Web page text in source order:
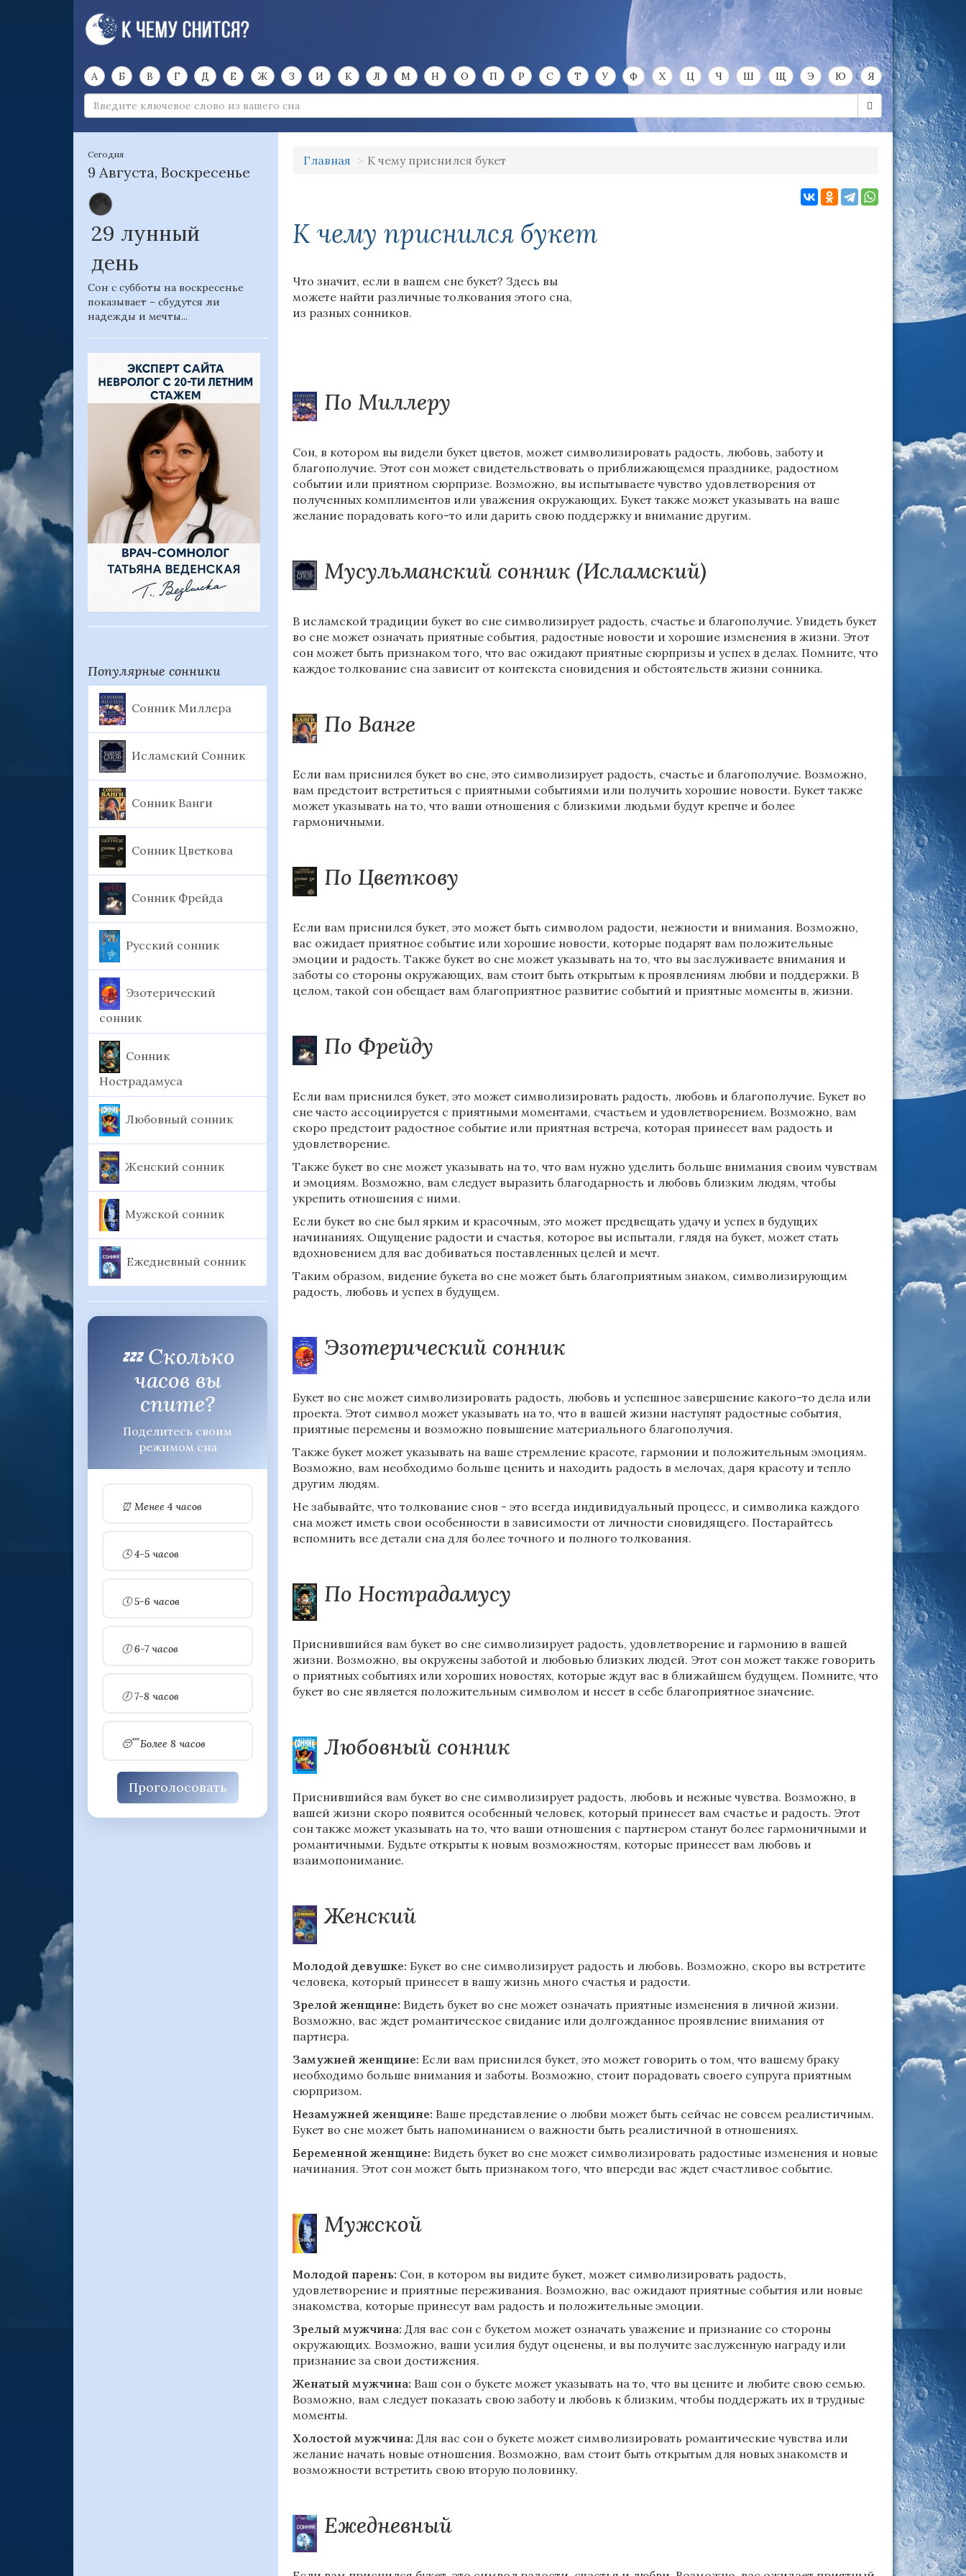
А Б В Г Д Е Ж З И К Л М Н О П Р С Т У Ф Х Ц Ч Ш Щ Э Ю Я
Сегодня
9 Августа, Воскресенье
29 лунный
день
Сон с субботы на воскресенье
показывает – сбудутся ли
надежды и мечты...
Популярные сонники
Сонник Миллера
Исламский Сонник
Сонник Ванги
Сонник Цветкова
Сонник Фрейда
Русский сонник
Эзотерический
сонник
Сонник
Нострадамуса
Любовный сонник
Женский сонник
Мужской сонник
Ежедневный сонник
💤 Сколько
часов вы
спите?
Поделитесь своим
режимом сна
⏰ Менее 4 часов
🕓 4-5 часов
🕔 5-6 часов
🕕 6-7 часов
🕖 7-8 часов
😴 Более 8 часов
Проголосовать
Главная К чему приснился букет
К чему приснился букет
Что значит, если в вашем сне букет? Здесь вы
можете найти различные толкования этого сна,
из разных сонников.
По Миллеру
Сон, в котором вы видели букет цветов, может символизировать радость, любовь, заботу и
благополучие. Этот сон может свидетельствовать о приближающемся празднике, радостном
событии или приятном сюрпризе. Возможно, вы испытываете чувство удовлетворения от
полученных комплиментов или уважения окружающих. Букет также может указывать на ваше
желание порадовать кого-то или дарить свою поддержку и внимание другим.
Мусульманский сонник (Исламский)
В исламской традиции букет во сне символизирует радость, счастье и благополучие. Увидеть букет
во сне может означать приятные события, радостные новости и хорошие изменения в жизни. Этот
сон может быть признаком того, что вас ожидают приятные сюрпризы и успех в делах. Помните, что
каждое толкование сна зависит от контекста сновидения и обстоятельств жизни сонника.
По Ванге
Если вам приснился букет во сне, это символизирует радость, счастье и благополучие. Возможно,
вам предстоит встретиться с приятными событиями или получить хорошие новости. Букет также
может указывать на то, что ваши отношения с близкими людьми будут крепче и более
гармоничными.
По Цветкову
Если вам приснился букет, это может быть символом радости, нежности и внимания. Возможно,
вас ожидает приятное событие или хорошие новости, которые подарят вам положительные
эмоции и радость. Также букет во сне может указывать на то, что вы заслуживаете внимания и
заботы со стороны окружающих, вам стоит быть открытым к проявлениям любви и поддержки. В
целом, такой сон обещает вам благоприятное развитие событий и приятные моменты в, жизни.
По Фрейду
Если вам приснился букет, это может символизировать радость, любовь и благополучие. Букет во
сне часто ассоциируется с приятными моментами, счастьем и удовлетворением. Возможно, вам
скоро предстоит радостное событие или приятная встреча, которая принесет вам радость и
удовлетворение.
Также букет во сне может указывать на то, что вам нужно уделить больше внимания своим чувствам
и эмоциям. Возможно, вам следует выразить благодарность и любовь близким людям, чтобы
укрепить отношения с ними.
Если букет во сне был ярким и красочным, это может предвещать удачу и успех в будущих
начинаниях. Ощущение радости и счастья, которое вы испытали, глядя на букет, может стать
вдохновением для вас добиваться поставленных целей и мечт.
Таким образом, видение букета во сне может быть благоприятным знаком, символизирующим
радость, любовь и успех в будущем.
Эзотерический сонник
Букет во сне может символизировать радость, любовь и успешное завершение какого-то дела или
проекта. Этот символ может указывать на то, что в вашей жизни наступят радостные события,
приятные перемены и возможно повышение материального благополучия.
Также букет может указывать на ваше стремление красоте, гармонии и положительным эмоциям.
Возможно, вам необходимо больше ценить и находить радость в мелочах, даря красоту и тепло
другим людям.
Не забывайте, что толкование снов - это всегда индивидуальный процесс, и символика каждого
сна может иметь свои особенности в зависимости от личности сновидящего. Постарайтесь
вспомнить все детали сна для более точного и полного толкования.
По Нострадамусу
Приснившийся вам букет во сне символизирует радость, удовлетворение и гармонию в вашей
жизни. Возможно, вы окружены заботой и любовью близких людей. Этот сон может также говорить
о приятных событиях или хороших новостях, которые ждут вас в ближайшем будущем. Помните, что
букет во сне является положительным символом и несет в себе благоприятное значение.
Любовный сонник
Приснившийся вам букет во сне символизирует радость, любовь и нежные чувства. Возможно, в
вашей жизни скоро появится особенный человек, который принесет вам счастье и радость. Этот
сон также может указывать на то, что ваши отношения с партнером станут более гармоничными и
романтичными. Будьте открыты к новым возможностям, которые принесет вам любовь и
взаимопонимание.
Женский
Молодой девушке: Букет во сне символизирует радость и любовь. Возможно, скоро вы встретите
человека, который принесет в вашу жизнь много счастья и радости.
Зрелой женщине: Видеть букет во сне может означать приятные изменения в личной жизни.
Возможно, вас ждет романтическое свидание или долгожданное проявление внимания от
партнера.
Замужней женщине: Если вам приснился букет, это может говорить о том, что вашему браку
необходимо больше внимания и заботы. Возможно, стоит порадовать своего супруга приятным
сюрпризом.
Незамужней женщине: Ваше представление о любви может быть сейчас не совсем реалистичным.
Букет во сне может быть напоминанием о важности быть реалистичной в отношениях.
Беременной женщине: Видеть букет во сне может символизировать радостные изменения и новые
начинания. Этот сон может быть признаком того, что впереди вас ждет счастливое событие.
Мужской
Молодой парень: Сон, в котором вы видите букет, может символизировать радость,
удовлетворение и приятные переживания. Возможно, вас ожидают приятные события или новые
знакомства, которые принесут вам радость и положительные эмоции.
Зрелый мужчина: Для вас сон с букетом может означать уважение и признание со стороны
окружающих. Возможно, ваши усилия будут оценены, и вы получите заслуженную награду или
признание за свои достижения.
Женатый мужчина: Ваш сон о букете может указывать на то, что вы цените и любите свою семью.
Возможно, вам следует показать свою заботу и любовь к близким, чтобы поддержать их в трудные
моменты.
Холостой мужчина: Для вас сон о букете может символизировать романтические чувства или
желание начать новые отношения. Возможно, вам стоит быть открытым для новых знакомств и
возможности встретить свою вторую половинку.
Ежедневный